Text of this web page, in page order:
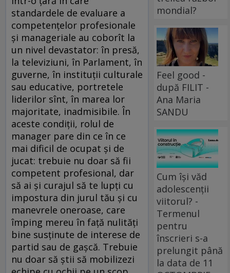
standardele de evaluare a
competențelor profesionale
și manageriale au coborît la
un nivel devastator: în presă,
la televiziuni, în Parlament, în
guverne, în instituții culturale
sau educative, portretele
liderilor sînt, în marea lor
majoritate, inadmisibile. În
aceste condiții, rolul de
manager pare din ce în ce
mai dificil de ocupat și de
jucat: trebuie nu doar să fii
competent profesional, dar
să ai și curajul să te lupți cu
impostura din jurul tău și cu
manevrele oneroase, care
împing mereu în față nulități
bine susținute de interese de
partid sau de gașcă. Trebuie
nu doar să știi să mobilizezi
mondial?
Feel good -
după FILIT -
Ana Maria
SANDU
Cum își văd
adolescenții
viitorul? -
Termenul
pentru
înscrieri s-a
prelungit până
la data de 11